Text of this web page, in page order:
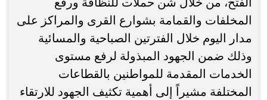
المخلفات والقمامة بشوارع القرى والمراكز على
مدار اليوم خلال الفترتين الصباحية والمسائية
وذلك ضمن الجهود المبذولة لرفع مستوى
الخدمات المقدمة للمواطنين بالقطاعات
المختلفة مشيراً إلى أهمية تكثيف الجهود للارتقاء